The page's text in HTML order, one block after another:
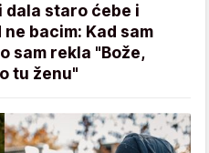
dala staro ćebe i
bacim: Kad sam
sam rekla "Bože,
tu ženu"